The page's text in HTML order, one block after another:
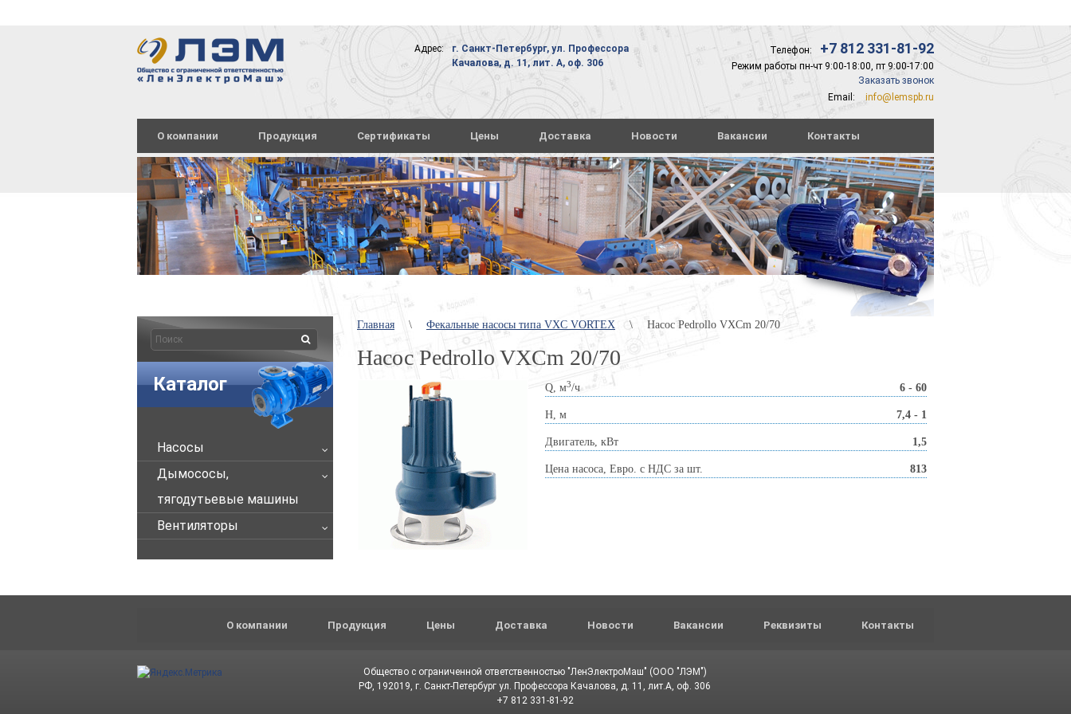
Адрес:
г. Санкт-Петербург, ул. Профессора
Качалова, д. 11, лит. А, оф. 306
Телефон: +7 812 331-81-92
Режим работы пн-чт 9:00-18:00, пт 9:00-17:00
Заказать звонок
Email:
info@lemspb.ru
О компании Продукция Сертификаты Цены Доставка Новости Вакансии Контакты
Каталог
Насосы
Дымососы,
тягодутьевые машины
Вентиляторы
Главная \ Фекальные насосы типа VXC VORTEX \ Насос Pedrollo VXCm 20/70
Насос Pedrollo VXCm 20/70
Q, м3/ч 6 - 60
Н, м 7,4 - 1
Двигатель, кВт 1,5
Цена насоса, Евро. с НДС за шт. 813
О компании Продукция Цены Доставка Новости Вакансии Реквизиты Контакты
Общество с ограниченной ответственностью "ЛенЭлектроМаш" (ООО "ЛЭМ")
РФ, 192019, г. Санкт-Петербург ул. Профессора Качалова, д. 11, лит.А, оф. 306
+7 812 331-81-92